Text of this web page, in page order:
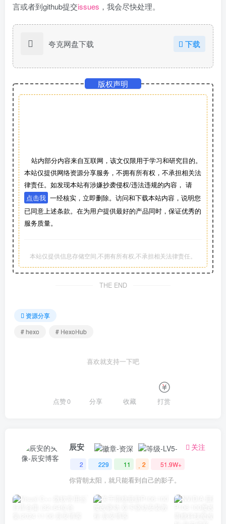
言或者到github提交issues ，我会尽快处理。
夸克网盘下载 下载
版权声明
站内部分内容来自互联网，该文仅限用于学习和研究目的。
本站仅提供网络资源分享服务，不拥有所有权，不承担相关法
律责任。如发现本站有涉嫌抄袭侵权/违法违规的内容， 请
点击我 一经核实，立即删除。访问和下载本站内容，说明您
已同意上述条款。在为用户提供最好的产品同时，保证优秀的
服务质量。
本站仅提供信息存储空间,不拥有所有权,不承担相关法律责任。
THE END
资源分享
# hexo
# HexoHub
喜欢就支持一下吧
点赞0 分享 收藏 打赏
辰安 关注
2 229 11 2 51.9W+
你背朝太阳，就只能看到自己的影子。